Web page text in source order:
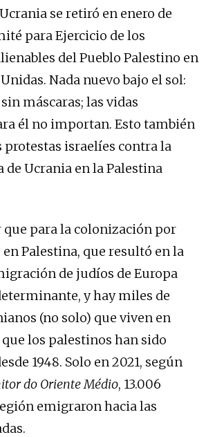
se retiró en enero de
para Ejercicio de los
del Pueblo Palestino en
Nada nuevo bajo el sol:
máscaras; las vidas
él no importan. Esto también
protestas israelíes contra la
de Ucrania en la Palestina
que para la colonización por
Palestina, que resultó en la
de judíos de Europa
y hay miles de
(no solo) que viven en
los palestinos han sido
1948. Solo en 2021, según
do Oriente Médio, 13.006
emigraron hacia las